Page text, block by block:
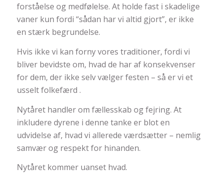
forståelse og medfølelse. At holde fast i skadelige
vaner kun fordi “sådan har vi altid gjort”, er ikke
en stærk begrundelse.
Hvis ikke vi kan forny vores traditioner, fordi vi
bliver bevidste om, hvad de har af konsekvenser
for dem, der ikke selv vælger festen – så er vi et
usselt folkefærd .
Nytåret handler om fællesskab og fejring. At
inkludere dyrene i denne tanke er blot en
udvidelse af, hvad vi allerede værdsætter – nemlig
samvær og respekt for hinanden.
Nytåret kommer uanset hvad.